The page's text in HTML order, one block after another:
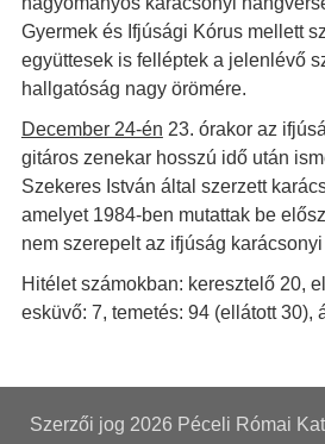
Gyermek és Ifjúsági Kórus mellett
együttesek is felléptek a jelenlévő
hallgatóság nagy örömére.
December 24-én 23. órakor az
gitáros zenekar hosszú idő után
Szekeres István által szerzett
amelyet 1984-ben mutattak be
nem szerepelt az ifjúság
Hitélet számokban: keresztelő 20,
esküvő: 7, temetés: 94 (ellátott 30),
Szerzői jog 2026 Péceli Római